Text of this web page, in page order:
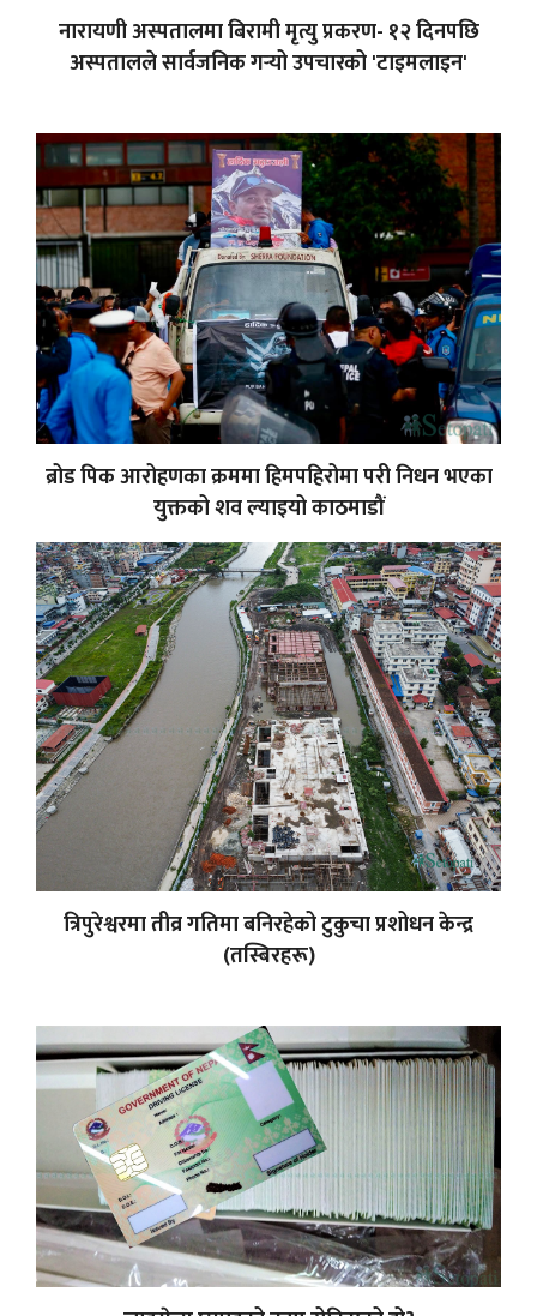
नारायणी अस्पतालमा बिरामी मृत्यु प्रकरण- १२ दिनपछि
अस्पतालले सार्वजनिक गर्‍यो उपचारको 'टाइमलाइन'
ब्रोड पिक आरोहणका क्रममा हिमपहिरोमा परी निधन भएका
युक्तको शव ल्याइयो काठमाडौं
त्रिपुरेश्वरमा तीव्र गतिमा बनिरहेको टुकुचा प्रशोधन केन्द्र
(तस्बिरहरू)